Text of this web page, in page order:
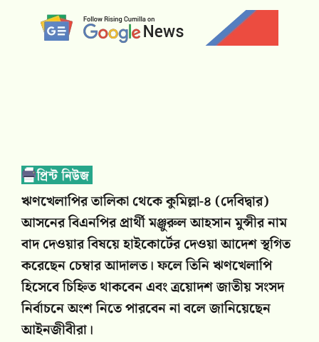
ঋণখেলাপির তালিকা থেকে কুমিল্লা-৪ (দেবিদ্বার)
আসনের বিএনপির প্রার্থী মঞ্জুরুল আহসান মুন্সীর নাম
বাদ দেওয়ার বিষয়ে হাইকোর্টের দেওয়া আদেশ স্থগিত
করেছেন চেম্বার আদালত। ফলে তিনি ঋণখেলাপি
হিসেবে চিহ্নিত থাকবেন এবং ত্রয়োদশ জাতীয় সংসদ
নির্বাচনে অংশ নিতে পারবেন না বলে জানিয়েছেন
আইনজীবীরা।